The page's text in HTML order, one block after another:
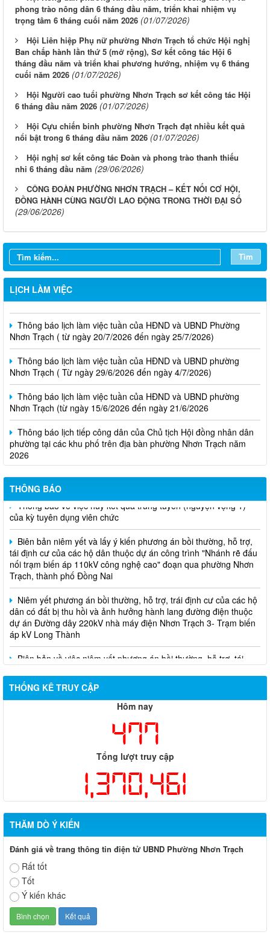
phong trào nông dân 6 tháng đầu năm, triển khai nhiệm vụ
trọng tâm 6 tháng cuối năm 2026 (01/07/2026)
Hội Liên hiệp Phụ nữ phường Nhơn Trạch tổ chức Hội nghị
Ban chấp hành lần thứ 5 (mở rộng), Sơ kết công tác Hội 6
tháng đầu năm và triển khai phương hướng, nhiệm vụ 6 tháng
cuối năm 2026 (01/07/2026)
Hội Người cao tuổi phường Nhơn Trạch sơ kết công tác Hội
6 tháng đầu năm 2026 (01/07/2026)
Hội Cựu chiến binh phường Nhơn Trạch đạt nhiều kết quả
nổi bật trong 6 tháng đầu năm 2026 (01/07/2026)
Hội nghị sơ kết công tác Đoàn và phong trào thanh thiếu
nhi 6 tháng đầu năm (29/06/2026)
CÔNG ĐOÀN PHƯỜNG NHƠN TRẠCH – KẾT NỐI CƠ HỘI,
ĐỒNG HÀNH CÙNG NGƯỜI LAO ĐỘNG TRONG THỜI ĐẠI SỐ
(29/06/2026)
Tìm
LỊCH LÀM VIỆC
Thông báo lịch làm việc tuần của HĐND và UBND phường
Nhơn Trạch( từ ngày 03/08/2026 đến ngày 08/08/2026)
Thông báo lịch làm việc tuần của HĐND và UBND Phường
Nhơn Trạch ( từ ngày 20/7/2026 đến ngày 25/7/2026)
Thông báo lịch làm việc tuần của HĐND và UBND phường
Nhơn Trạch ( Từ ngày 29/6/2026 đến ngày 4/7/2026)
Thông báo lịch làm việc tuần của HĐND và UBND phường
Nhơn Trạch (từ ngày 15/6/2026 đến ngày 21/6/2026
Thông báo lịch tiếp công dân của Chủ tịch Hội đồng nhân dân
phường tại các khu phố trên địa bàn phường Nhơn Trạch năm
2026
THÔNG BÁO
Niêm yết phương án bồi thường, hỗ trợ, tái định cư
Thông báo về việc hủy kết quả trúng tuyển (nguyện vọng 1)
của kỳ tuyên dụng viên chức
Biên bản niêm yết và lấy ý kiến phương án bồi thường, hỗ trợ,
tái định cư của các hộ dân thuộc dự án công trình "Nhánh rẽ đấu
nối trạm biến áp 110kV công nghệ cao" đoạn qua phường Nhơn
Trạch, thành phố Đồng Nai
Niêm yết phương án bồi thường, hỗ trợ, trái định cư của các hộ
dân có đất bị thu hồi và ảnh hưởng hành lang đường điện thuộc
dự án Đường dây 220kV nhà máy điện Nhơn Trạch 3- Trạm biến
áp kV Long Thành
Biên bản về việc niêm yết phương án bồi thường, hỗ trợ, tái
định cư của các hộ dân có đất bị thu hồi thuộc dự án nâng cấp
đường 25B cũ đoạn từ Trung tâm huyện Nhơn Trạch ra Quốc lộ
51, huyện Long Thành và huyện Nhơn Trạch
THỐNG KÊ TRUY CẬP
Hôm nay
477
Tổng lượt truy cập
1,370,461
THĂM DÒ Ý KIẾN
Đánh giá về trang thông tin điện tử UBND Phường Nhơn Trạch
Rất tốt
Tốt
Ý kiến khác